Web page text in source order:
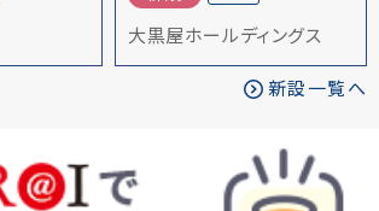
大黒屋ホールディングス
新設一覧へ